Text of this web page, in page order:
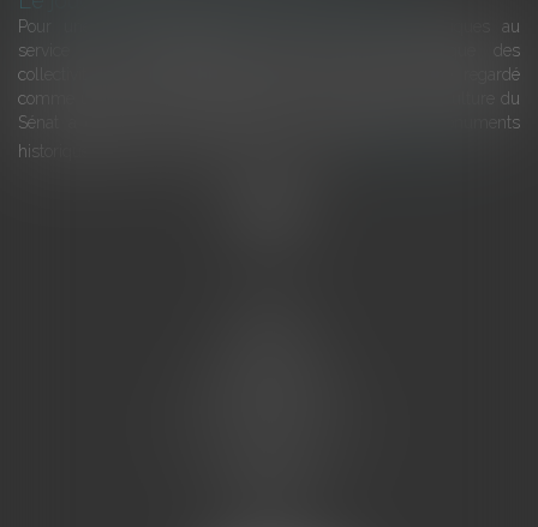
Pour une gestion patrimoniale des monuments historiques au
service du développement économique et touristique des
collectivités Le monument historique a longtemps été regardé
comme une charge. Le rapport que la commission de la culture du
Sénat a consacré, en juillet 2026, à la gestion des monuments
historiques invite à y voir aussi une ressour...